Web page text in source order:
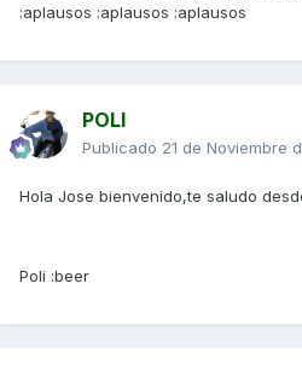
:aplausos :aplausos :aplausos
POLI
Publicado 21 de Noviembre
Hola Jose bienvenido,te saludo
Poli :beer